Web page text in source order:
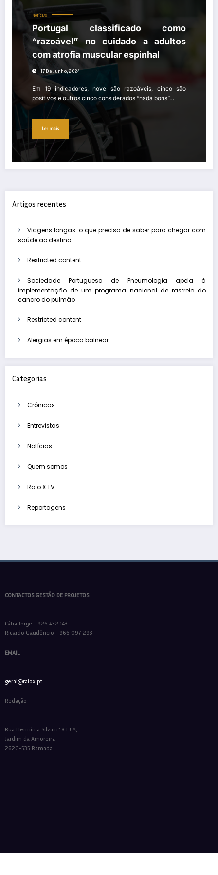
NOTÍCIAS
Portugal classificado como
“razoável” no cuidado a adultos
com atrofia muscular espinhal
17 De Junho, 2024
Em 19 indicadores, nove são razoáveis, cinco são
positivos e outros cinco considerados “nada bons”…
Ler mais
Artigos recentes
Viagens longas: o que precisa de saber para chegar com
saúde ao destino
Restricted content
Sociedade Portuguesa de Pneumologia apela à
implementação de um programa nacional de rastreio do
cancro do pulmão
Restricted content
Alergias em época balnear
Categorias
Crónicas
Entrevistas
Notícias
Quem somos
Raio X TV
Reportagens
CONTACTOS GESTÃO DE PROJETOS
Cátia Jorge - 926 432 143
Ricardo Gaudêncio - 966 097 293
EMAIL
geral@raiox.pt
Redação
Rua Hermínia Silva nº 8 LJ A,
Jardim da Amoreira
2620-535 Ramada